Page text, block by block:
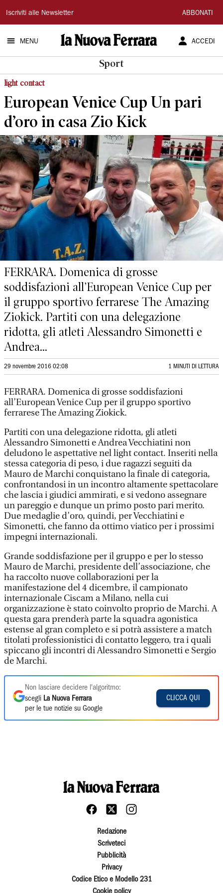
La
Nuova
Ferrara
Iscriviti alle Newsletter ABBONATI
MENU ACCEDI
Sport
light contact
European Venice Cup Un pari
d’oro in casa Zio Kick
FERRARA. Domenica di grosse
soddisfazioni all’European Venice Cup per
il gruppo sportivo ferrarese The Amazing
Ziokick. Partiti con una delegazione
ridotta, gli atleti Alessandro Simonetti e
Andrea...
29 novembre 2016 02:08 1 MINUTI DI LETTURA
FERRARA. Domenica di grosse soddisfazioni
all’European Venice Cup per il gruppo sportivo
ferrarese The Amazing Ziokick.
Partiti con una delegazione ridotta, gli atleti
Alessandro Simonetti e Andrea Vecchiatini non
deludono le aspettative nel light contact. Inseriti nella
stessa categoria di peso, i due ragazzi seguiti da
Mauro de Marchi conquistano la finale di categoria,
confrontandosi in un incontro altamente spettacolare
che lascia i giudici ammirati, e si vedono assegnare
un pareggio e dunque un primo posto pari merito.
Due medaglie d’oro, quindi, per Vecchiatini e
Simonetti, che fanno da ottimo viatico per i prossimi
impegni internazionali.
Grande soddisfazione per il gruppo e per lo stesso
Mauro de Marchi, presidente dell’associazione, che
ha raccolto nuove collaborazioni per la
manifestazione del 4 dicembre, il campionato
internazionale Ciscam a Milano, nella cui
organizzazione è stato coinvolto proprio de Marchi. A
questa gara prenderà parte la squadra agonistica
estense al gran completo e si potrà assistere a match
titolati professionistici di contatto leggero, tra i quali
spiccano gli incontri di Alessandro Simonetti e Sergio
de Marchi.
Non lasciare decidere l'algoritmo:
scegli La Nuova Ferrara
per le tue notizie su Google
CLICCA QUI
Redazione
Scriveteci
Pubblicità
Privacy
Codice Etico e Modello 231
Cookie policy